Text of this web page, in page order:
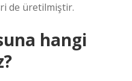
de üretilmiştir.
hangi